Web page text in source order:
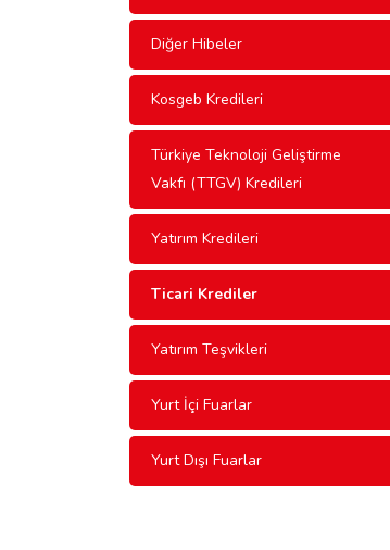
Diğer Hibeler
Kosgeb Kredileri
Türkiye Teknoloji Geliştirme
Vakfı (TTGV) Kredileri
Yatırım Kredileri
Ticari Krediler
Yatırım Teşvikleri
Yurt İçi Fuarlar
Yurt Dışı Fuarlar